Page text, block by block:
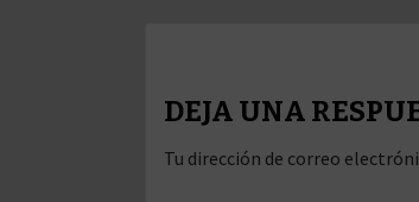
DEJA UNA
Tu dirección de correo